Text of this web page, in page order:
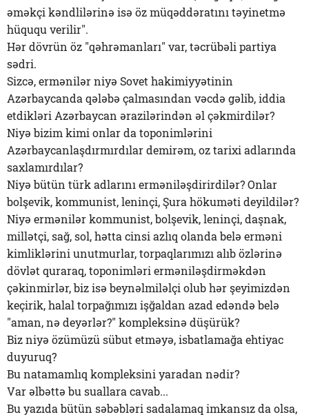
əməkçi kəndlilərinə isə öz müqəddəratını təyinetmə
hüququ verilir".
Hər dövrün öz "qəhrəmanları" var, təcrübəli partiya
sədri.
Sizcə, ermənilər niyə Sovet hakimiyyətinin
Azərbaycanda qələbə çalmasından vəcdə gəlib, iddia
etdikləri Azərbaycan ərazilərindən əl çəkmirdilər?
Niyə bizim kimi onlar da toponimlərini
Azərbaycanlaşdırmırdılar demirəm, oz tarixi adlarında
saxlamırdılar?
Niyə bütün türk adlarını erməniləşdirirdilər? Onlar
bolşevik, kommunist, leninçi, Şura hökuməti deyildilər?
Niyə ermənilər kommunist, bolşevik, leninçi, daşnak,
millətçi, sağ, sol, hətta cinsi azlıq olanda belə erməni
kimliklərini unutmurlar, torpaqlarımızı alıb özlərinə
dövlət quraraq, toponimləri erməniləşdirməkdən
çəkinmirlər, biz isə beynəlmiləlçi olub hər şeyimizdən
keçirik, halal torpağımızı işğaldan azad edəndə belə
"aman, nə deyərlər?" kompleksinə düşürük?
Biz niyə özümüzü sübut etməyə, isbatlamağa ehtiyac
duyuruq?
Bu natamamlıq kompleksini yaradan nədir?
Var əlbəttə bu suallara cavab...
Bu yazıda bütün səbəbləri sadalamaq imkansız da olsa,